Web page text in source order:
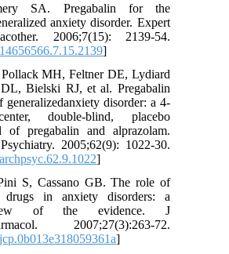
SA. Pregabalin for the
anxiety disorder. Expert
2006;7(15): 2139-54.
14656566.7.15.2139
Pollack MH, Feltner DE, Lydiard
DL, Bielski RJ, et al. Pregabalin
generalizedanxiety disorder: a 4-
double-blind, placebo
of pregabalin and alprazolam.
2005;62(9): 1022-30.
archpsyc.62.9.1022
S, Cassano GB. The role of
drugs in anxiety disorders: a
of the evidence. J
2007;27(3):263-72.
jcp.0b013e318059361a